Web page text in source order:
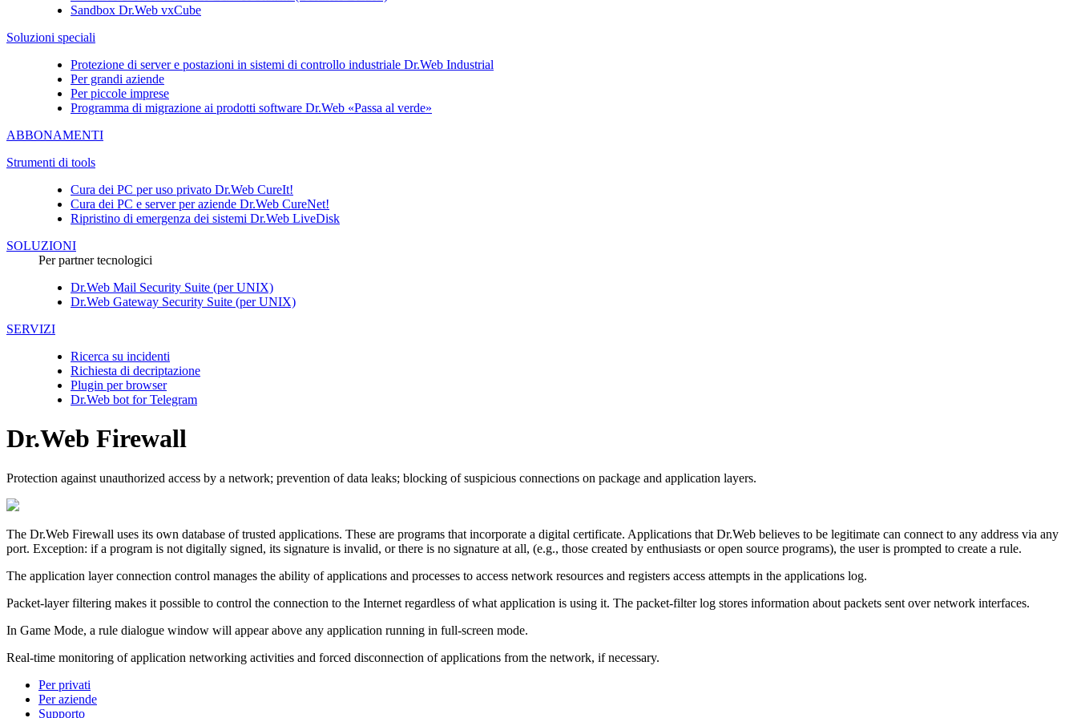
Sandbox Dr.Web vxCube
Soluzioni speciali
Protezione di server e postazioni in sistemi di controllo industriale Dr.Web Industrial
Per grandi aziende
Per piccole imprese
Programma di migrazione ai prodotti software Dr.Web «Passa al verde»
ABBONAMENTI
Strumenti di tools
Cura dei PC per uso privato Dr.Web CureIt!
Cura dei PC e server per aziende Dr.Web CureNet!
Ripristino di emergenza dei sistemi Dr.Web LiveDisk
SOLUZIONI
Per partner tecnologici
Dr.Web Mail Security Suite (per UNIX)
Dr.Web Gateway Security Suite (per UNIX)
SERVIZI
Ricerca su incidenti
Richiesta di decriptazione
Plugin per browser
Dr.Web bot for Telegram
Dr.Web Firewall
Protection against unauthorized access by a network; prevention of data leaks; blocking of suspicious connections on package and application layers.
The Dr.Web Firewall uses its own database of trusted applications. These are programs that incorporate a digital certificate. Applications that Dr.Web believes to be legitimate can connect to any address via any
port. Exception: if a program is not digitally signed, its signature is invalid, or there is no signature at all, (e.g., those created by enthusiasts or open source programs), the user is prompted to create a rule.
The application layer connection control manages the ability of applications and processes to access network resources and registers access attempts in the applications log.
Packet-layer filtering makes it possible to control the connection to the Internet regardless of what application is using it. The packet-filter log stores information about packets sent over network interfaces.
In Game Mode, a rule dialogue window will appear above any application running in full-screen mode.
Real-time monitoring of application networking activities and forced disconnection of applications from the network, if necessary.
Per privati
Per aziende
Supporto